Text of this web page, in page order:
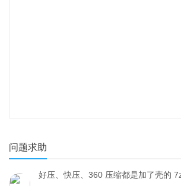
问题求助
好压、快压、360 压缩都是加了壳的